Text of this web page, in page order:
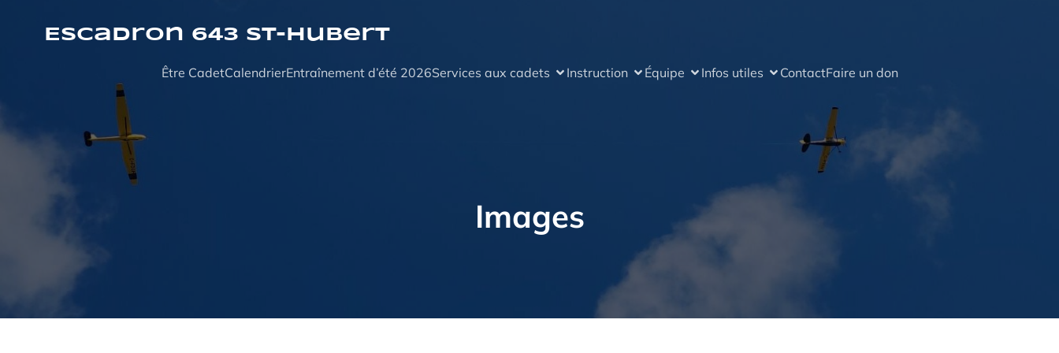
Escadron 643 St-Hubert
Être CadetCalendrierEntraînement d’été 2026Services aux cadets Instruction Équipe Infos utiles ContactFaire un don
Images